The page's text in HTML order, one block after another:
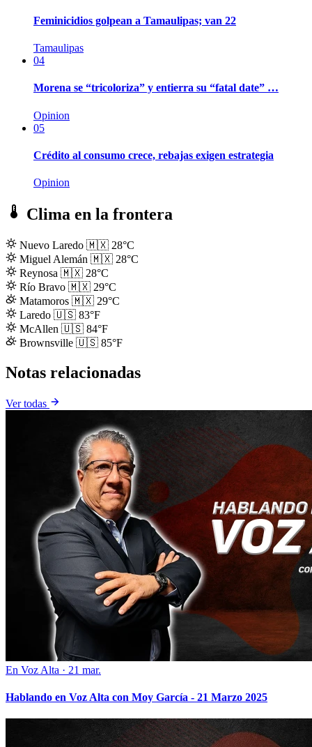
Feminicidios golpean a Tamaulipas; van 22
Tamaulipas
04
Morena se “tricoloriza” y entierra su “fatal date” …
Opinion
05
Crédito al consumo crece, rebajas exigen estrategia
Opinion
Clima en la frontera
Nuevo Laredo 🇲🇽 28°C
Miguel Alemán 🇲🇽 28°C
Reynosa 🇲🇽 28°C
Río Bravo 🇲🇽 29°C
Matamoros 🇲🇽 29°C
Laredo 🇺🇸 83°F
McAllen 🇺🇸 84°F
Brownsville 🇺🇸 85°F
Notas relacionadas
Ver todas
En Voz Alta · 21 mar.
Hablando en Voz Alta con Moy García - 21 Marzo 2025